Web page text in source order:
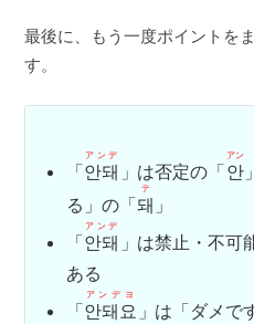
最後に、もう一度ポイントを
す。
「안돼
アンデ
」は否定の「안
アン
る」の「돼
テ
」
「안돼
アンデ
」は禁止・不
ある
「안돼요
アンデヨ
」は「ダメで